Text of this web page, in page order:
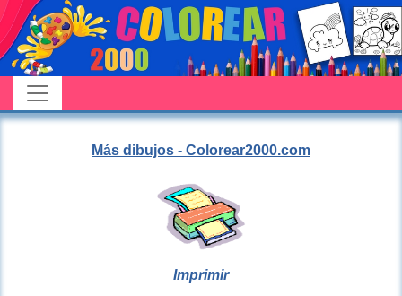
Más dibujos - Colorear2000.com
Imprimir